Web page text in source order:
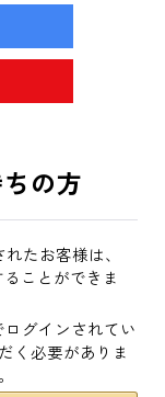
の方
たお客様は、
ことができま
ログインされてい
く必要がありま